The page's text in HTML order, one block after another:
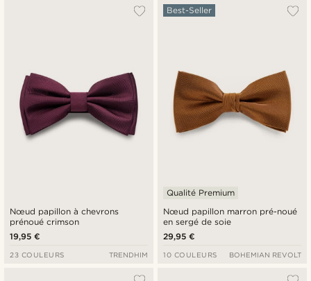
Nœud papillon à chevrons
prénoué crimson
19,95 €
23 COULEURS TRENDHIM
Nœud papillon marron pré-noué
en sergé de soie
Best-Seller
Qualité Premium
29,95 €
10 COULEURS BOHEMIAN REVOLT